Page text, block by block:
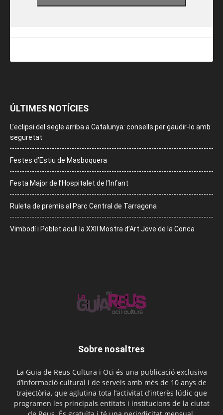
ÚLTIMES NOTÍCIES
L’eclipsi del segle arriba a Catalunya: consells per gaudir-lo amb
seguretat
Festes d’Estiu de Masboquera
Festa Major de l’Hospitalet de l’Infant
Ruleta de premis al Parc Central de Tarragona
Vimbodí i Poblet acull la XXII Mostra d’Art Jove de la Conca
Sobre nosaltres
La Guia de Reus Cultura i Oci és una publicació exclusiva
d’informació cultural i de serveis amb més de 10 anys de
trajectòria, que aglutina tota l’activitat d’interès lúdic que
programen les principals entitats i institucions de la ciutat